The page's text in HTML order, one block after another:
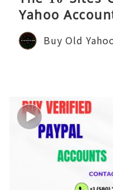
Yahoo
Buy Old